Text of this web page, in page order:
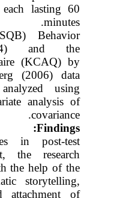
lasting 60
minutes.
Behavior
and the
(KCAQ) by
(2006) data
using
analysis of
covariance.
Findings
:
in post-test
the research
the help of the
storytelling,
attachment of